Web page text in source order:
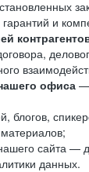
и
офиса —
блогов,
сайта —
данных.